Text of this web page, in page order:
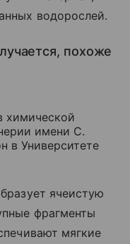
водорослей.
похоже
химической
имени С.
в Университете
ячеистую
фрагменты
мягкие